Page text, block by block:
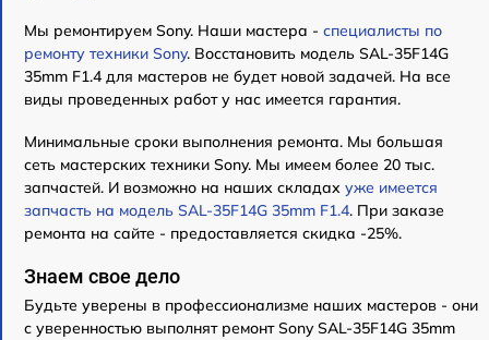
Мы ремонтируем Sony. Наши мастера - специалисты по
ремонту техники Sony. Восстановить модель SAL-35F14G
35mm F1.4 для мастеров не будет новой задачей. На все
виды проведенных работ у нас имеется гарантия.
Минимальные сроки выполнения ремонта. Мы большая
сеть мастерских техники Sony. Мы имеем более 20 тыс.
запчастей. И возможно на наших складах уже имеется
запчасть на модель SAL-35F14G 35mm F1.4. При заказе
ремонта на сайте - предоставляется скидка -25%.
Знаем свое дело
Будьте уверены в профессионализме наших мастеров - они
с уверенностью выполнят ремонт Sony SAL-35F14G 35mm